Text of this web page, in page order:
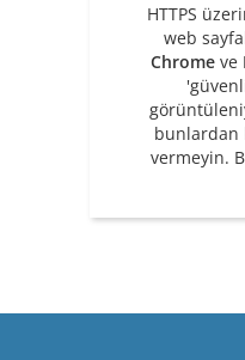
HTTPS
web
Chromeve
bunlardan
vermeyin.